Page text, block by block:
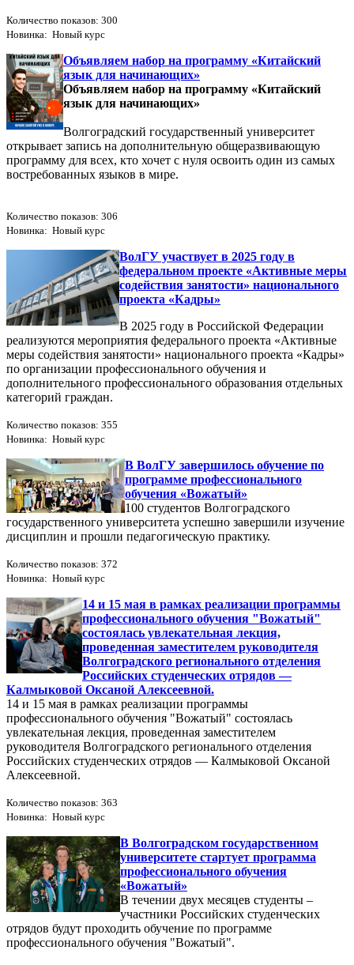
Количество показов: 300
Новинка: Новый курс
Объявляем набор на программу «Китайский
язык для начинающих»
Объявляем набор на программу «Китайский
язык для начинающих»
Волгоградский государственный университет
открывает запись на дополнительную общеразвивающую
программу для всех, кто хочет с нуля освоить один из самых
востребованных языков в мире.
Количество показов: 306
Новинка: Новый курс
ВолГУ участвует в 2025 году в
федеральном проекте «Активные меры
содействия занятости» национального
проекта «Кадры»
В 2025 году в Российской Федерации
реализуются мероприятия федерального проекта «Активные
меры содействия занятости» национального проекта «Кадры»
по организации профессионального обучения и
дополнительного профессионального образования отдельных
категорий граждан.
Количество показов: 355
Новинка: Новый курс
В ВолГУ завершилось обучение по
программе профессионального
обучения «Вожатый»
100 студентов Волгоградского
государственного университета успешно завершили изучение
дисциплин и прошли педагогическую практику.
Количество показов: 372
Новинка: Новый курс
14 и 15 мая в рамках реализации программы
профессионального обучения "Вожатый"
состоялась увлекательная лекция,
проведенная заместителем руководителя
Волгоградского регионального отделения
Российских студенческих отрядов —
Калмыковой Оксаной Алексеевной.
14 и 15 мая в рамках реализации программы
профессионального обучения "Вожатый" состоялась
увлекательная лекция, проведенная заместителем
руководителя Волгоградского регионального отделения
Российских студенческих отрядов — Калмыковой Оксаной
Алексеевной.
Количество показов: 363
Новинка: Новый курс
В Волгоградском государственном
университете стартует программа
профессионального обучения
«Вожатый»
В течении двух месяцев студенты –
участники Российских студенческих
отрядов будут проходить обучение по программе
профессионального обучения "Вожатый".